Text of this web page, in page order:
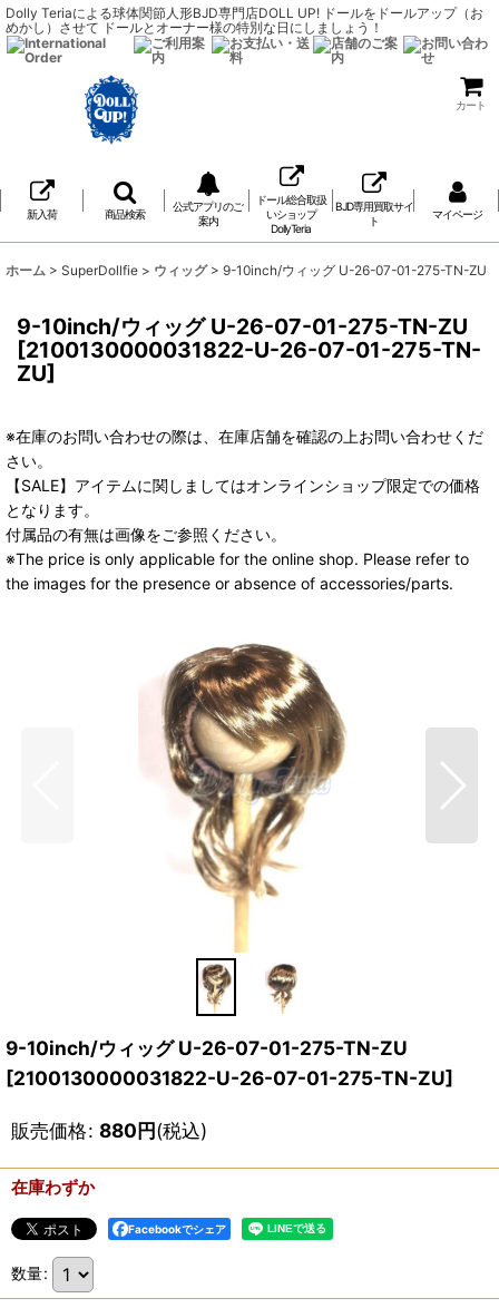
Dolly Teriaによる球体関節人形BJD専門店DOLL UP! ドールをドールアップ（お
めかし）させて ドールとオーナー様の特別な日にしましょう！
カート
新入荷 商品検索
公式アプリのご
案内
ドール総合取扱
いショップ
DollyTeria
BJD専用買取サイ
ト
マイページ
ホーム > SuperDollfie > ウィッグ > 9-10inch/ウィッグ U-26-07-01-275-TN-ZU
9-10inch/ウィッグ U-26-07-01-275-TN-ZU
[2100130000031822-U-26-07-01-275-TN-
ZU]
※在庫のお問い合わせの際は、在庫店舗を確認の上お問い合わせくだ
さい。
【SALE】アイテムに関しましてはオンラインショップ限定での価格
となります。
付属品の有無は画像をご参照ください。
※The price is only applicable for the online shop. Please refer to
the images for the presence or absence of accessories/parts.
9-10inch/ウィッグ U-26-07-01-275-TN-ZU
[2100130000031822-U-26-07-01-275-TN-ZU]
販売価格: 880円(税込)
在庫わずか
Facebookでシェア
数量: